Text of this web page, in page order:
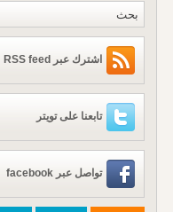
اشترك عبر RSS feed
تابعنا على تويتر
تواصل عبر facebook